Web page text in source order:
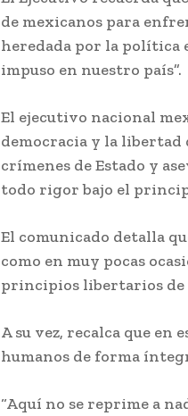
de mexicanos para
heredada por la política
impuso en nuestro país”.
El ejecutivo nacional
democracia y la libertad
crímenes de Estado y
todo rigor bajo el
El comunicado detalla
como en muy pocas
principios libertarios de
A su vez, recalca que en
humanos de forma
“Aquí no se reprime a